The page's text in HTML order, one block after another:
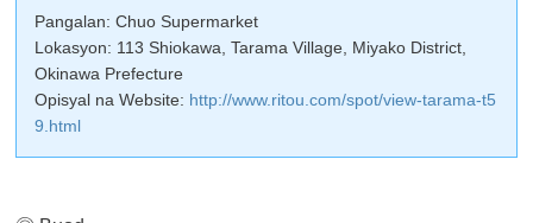
Pangalan: Chuo Supermarket
Lokasyon: 113 Shiokawa, Tarama Village, Miyako District,
Okinawa Prefecture
Opisyal na Website: http://www.ritou.com/spot/view-tarama-t5
9.html